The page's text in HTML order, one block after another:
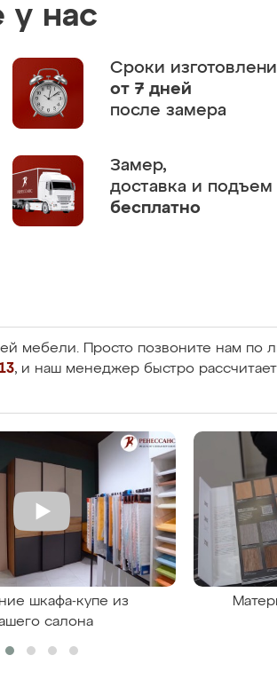
у нас
Сроки
от 7 дней
после замера
Замер,
доставка и подъем
бесплатно
мебели. Просто позвоните нам по
, и наш менеджер быстро рассчитает
шкафа-купе из
салона